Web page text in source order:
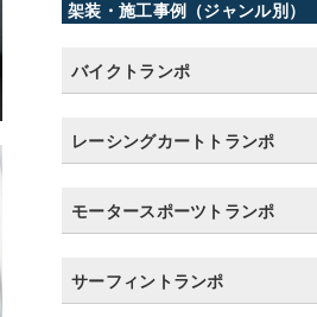
架装・施工事例（ジャンル別）
バイクトランポ
レーシングカートトランポ
モータースポーツトランポ
サーフィントランポ